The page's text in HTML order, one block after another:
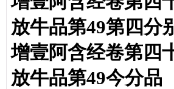
放牛品第49第四分
增壹阿含经卷第四
放牛品第49今分品